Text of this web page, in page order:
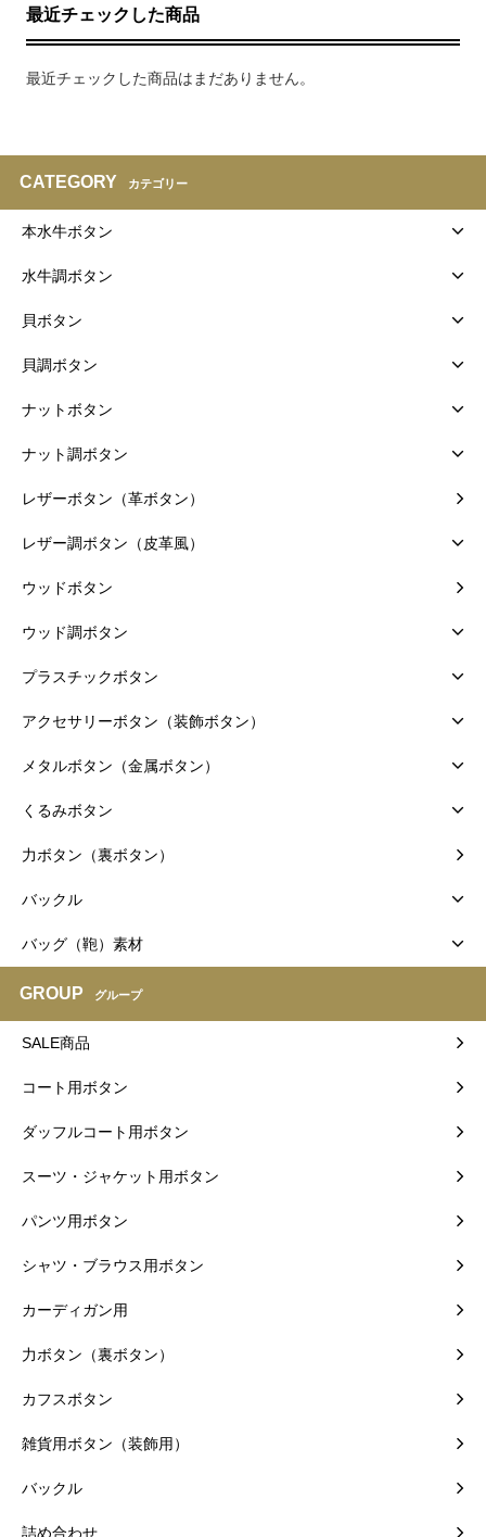
最近チェックした商品
最近チェックした商品はまだありません。
CATEGORY カテゴリー
本水牛ボタン
水牛調ボタン
貝ボタン
貝調ボタン
ナットボタン
ナット調ボタン
レザーボタン（革ボタン）
レザー調ボタン（皮革風）
ウッドボタン
ウッド調ボタン
プラスチックボタン
アクセサリーボタン（装飾ボタン）
メタルボタン（金属ボタン）
くるみボタン
力ボタン（裏ボタン）
バックル
バッグ（鞄）素材
GROUP グループ
SALE商品
コート用ボタン
ダッフルコート用ボタン
スーツ・ジャケット用ボタン
パンツ用ボタン
シャツ・ブラウス用ボタン
カーディガン用
力ボタン（裏ボタン）
カフスボタン
雑貨用ボタン（装飾用）
バックル
詰め合わせ